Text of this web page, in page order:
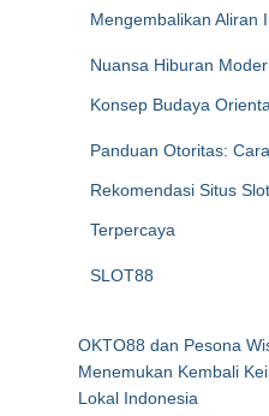
Mengembalikan Aliran
Nuansa Hiburan
Konsep Budaya
Panduan Otoritas:
Rekomendasi Situs
Terpercaya
SLOT88
OKTO88 dan Pesona
Menemukan Kembali
Lokal Indonesia